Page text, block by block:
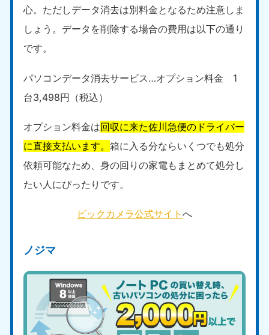
心。ただしデータ消去は別料金となるため注意しま
しょう。データを削除する場合の費用は以下の通り
です。
パソコンデータ消去サービス…オプション料金 1
台3,498円（税込）
オプション料金は回収に来た佐川急便のドライバー
に直接支払います。箱に入る分ならいくつでも処分
依頼可能なため、身の回りの家電もまとめて処分し
たい人にぴったりです。
ビックカメラ公式サイト へ
ノジマ
静岡県
050-1881-5256
9:00〜19:00 年中無休
長野県
050-1881-5260
9:00〜19:00 年中無休
050-1881-5258
9:00〜19:00 年中無休
050-1881-5261
9:00〜19:00 年中無休
050-1881-5262
9:00〜19:00 年中無休
050-1881-5257
9:00〜19:00 年中無休
新潟県
050-1881-5263
9:00〜19:00 年中無休
近畿
050-1881-5250
奈良県
050-1881-5249
9:00〜19:00 年中無休
三重県
050-1881-5254
9:00〜19:00 年中無休